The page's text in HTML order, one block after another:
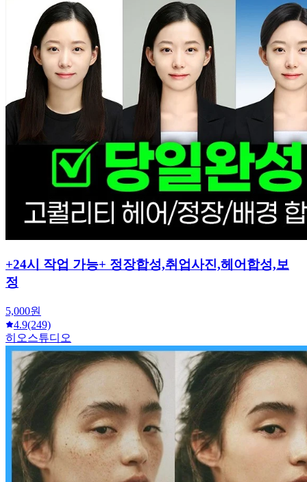
+24시 작업 가능+ 정장합성,취업사진,헤어합성,보
정
5,000원
4.9(249)
히오스튜디오